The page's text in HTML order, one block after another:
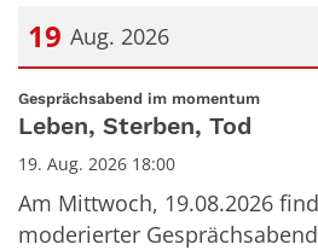
19 Aug. 2026
Datum: 19. August 2026
Gesprächsabend im momentum:
Leben, Sterben, Tod
19. Aug. 2026 18:00
Am Mittwoch, 19.08.2026
moderierter